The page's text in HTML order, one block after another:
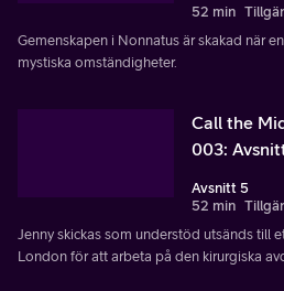
52 min
Gemenskapen i Nonnatus är skakad när
mystiska omständigheter.
Call the
003:
Avsnitt 5
52 min
Jenny skickas som understöd utsänds till
London för att arbeta på den kirurgiska